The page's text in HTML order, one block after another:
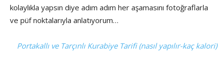
kolaylıkla yapsın diye adım adım her aşamasını fotoğraflarla
ve püf noktalarıyla anlatıyorum…
Portakallı ve Tarçınlı Kurabiye Tarifi (nasıl yapılır-kaç kalori)